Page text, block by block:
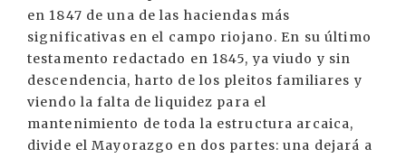
en 1847 de una de las haciendas más
significativas en el campo riojano. En su último
testamento redactado en 1845, ya viudo y sin
descendencia, harto de los pleitos familiares y
viendo la falta de liquidez para el
mantenimiento de toda la estructura arcaica,
divide el Mayorazgo en dos partes: una dejará a